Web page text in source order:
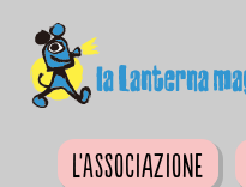
L'Associazione